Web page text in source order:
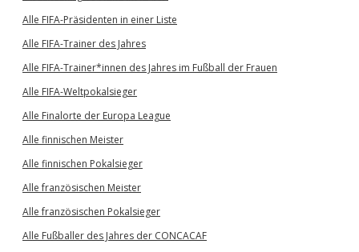
Alle FIFA-Präsidenten in einer Liste
Alle FIFA-Trainer des Jahres
Alle FIFA-Trainer*innen des Jahres im Fußball der Frauen
Alle FIFA-Weltpokalsieger
Alle Finalorte der Europa League
Alle finnischen Meister
Alle finnischen Pokalsieger
Alle französischen Meister
Alle französischen Pokalsieger
Alle Fußballer des Jahres der CONCACAF